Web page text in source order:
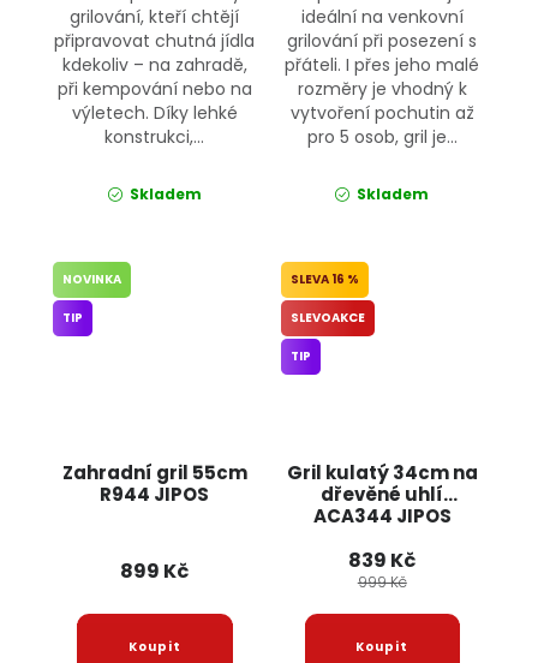
grilování, kteří chtějí
připravovat chutná jídla
kdekoliv – na zahradě,
při kempování nebo na
výletech. Díky lehké
konstrukci,...
Skladem
ideální na venkovní
grilování při posezení s
přáteli. I přes jeho malé
rozměry je vhodný k
vytvoření pochutin až
pro 5 osob, gril je...
Skladem
Zahradní gril 55cm
R944 JIPOS
NOVINKA
TIP
899 Kč
Gril kulatý 34cm na
dřevěné uhlí
ACA344 JIPOS
16 %
SLEVOAKCE
TIP
839 Kč
999 Kč